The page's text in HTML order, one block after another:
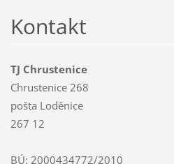
Kontakt
TJ Chrustenice
Chrustenice 268
pošta Loděnice
267 12
BÚ: 2000434772/2010